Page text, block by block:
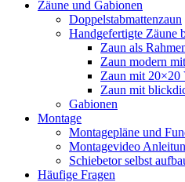
Zäune und Gabionen
Doppelstabmattenzaun
Handgefertigte Zäune
Zaun als
Zaun modern
Zaun mit 20×20
Zaun mit
Gabionen
Montage
Montagepläne und
Montagevideo
Schiebetor selbst
Häufige Fragen